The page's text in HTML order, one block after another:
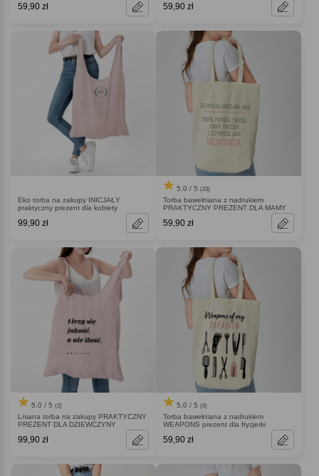
59,90 zł 59,90 zł
Eko torba na zakupy INICJAŁY
praktyczny prezent dla kobiety
99,90 zł
5.0 / 5 (33)
Torba bawełniana z nadrukiem
PRAKTYCZNY PREZENT DLA MAMY
59,90 zł
5.0 / 5 (2)
Lniana torba na zakupy PRAKTYCZNY
PREZENT DLA DZIEWCZYNY
99,90 zł
5.0 / 5 (6)
Torba bawełniana z nadrukiem
WEAPONS prezent dla fryzjerki
59,90 zł